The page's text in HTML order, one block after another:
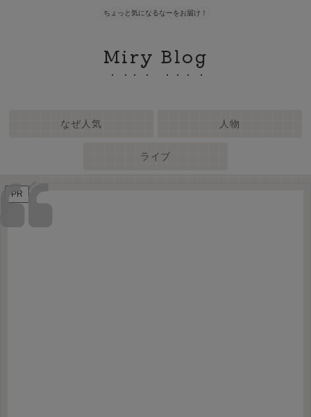
ちょっと気になるなーをお届け！
Miry Blog
なぜ人気 人物
ライブ
PR